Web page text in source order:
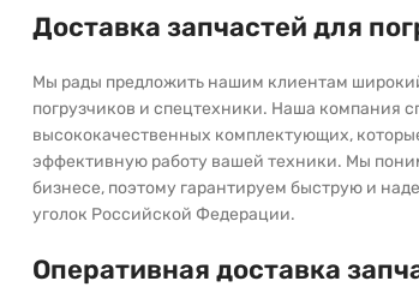
Доставка запчастей для
Мы рады предложить нашим клиентам
погрузчиков и спецтехники. Наша компания
высококачественных комплектующих,
эффективную работу вашей техники. Мы
бизнесе, поэтому гарантируем быструю и
уголок Российской Федерации.
Оперативная доставка